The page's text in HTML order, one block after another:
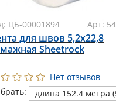
ЦБ-00001894 Арт:
для швов 5,2х22,8
Sheetrock
Нет отзывов
длина 152.4 метра